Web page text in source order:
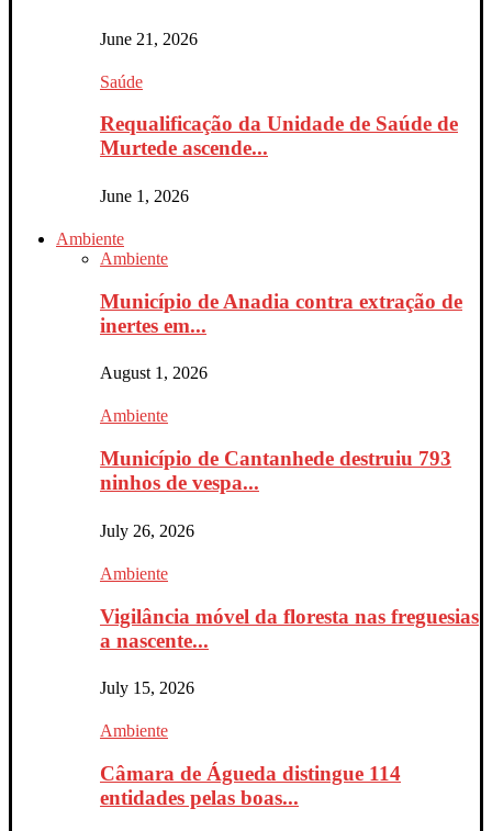
June 21, 2026
Saúde
Requalificação da Unidade de Saúde de
Murtede ascende...
June 1, 2026
Ambiente
Ambiente
Município de Anadia contra extração de
inertes em...
August 1, 2026
Ambiente
Município de Cantanhede destruiu 793
ninhos de vespa...
July 26, 2026
Ambiente
Vigilância móvel da floresta nas freguesias
a nascente...
July 15, 2026
Ambiente
Câmara de Águeda distingue 114
entidades pelas boas...